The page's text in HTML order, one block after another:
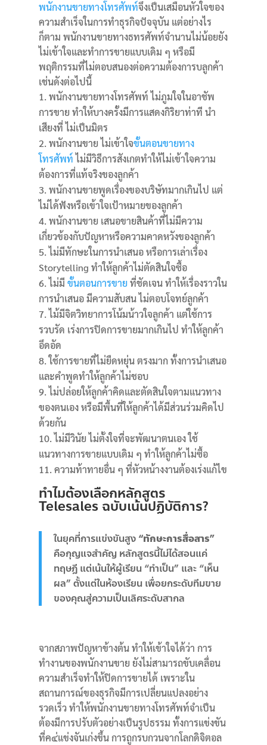
พนักงานขายทางโทรศัพท์จึงเป็นเสมือนหัวใจของ
ความสำเร็จในการทำธุรกิจปัจจุบัน แต่อย่างไร
ก็ตาม พนักงานขายทางธทรศัพท์จำนานไม่น้อยยัง
ไม่เข้าใจและทำการขายแบบเดิม ๆ หรือมี
พฤติกรรมที่ไม่ตอบสนองต่อความต้องการบลูกค้า
เช่นดังต่อไปนี้
พนักงานขายทางโทรศัพท์ ไม่ภูมใจในอาชัพ
การขาย ทำให้บางครั้งมีการแสดงกิริยาท่าที นำ
เสียงที่ ไม่เป็นมิตร
พนักงานขาย ไม่เข้าใจขั้นตอนขายทาง
โทรศัพท์ไม่มีวิธีการสังเกตทำให้ไม่เข้าใจความ
ต้องการที่แท้จริงของลูกค้า
พนักงานขายพูดเรื่องของบริษัทมากเกินไป แต่
ไม่ได้ฟังหรือเข้าใจเป้าหมายของลูกค้า
พนักงานขาย เสนอขายสินค้าที่ไม่มีความ
เกี่ยวข้องกับปัญหาหรือความคาดหวังของลูกค้า
ไม่มีทักษะในการนำเสนอ หรือการเล่าเรื่อง
Storytelling ทำให้ลูกค้าไม่ตัดสินใจซื้อ
ไม่มี ขั้นตอนการขาย ที่ชัดเจน ทำให้เรื่องราวใน
การนำเสนอ มีความสับสน ไม่ตอบโจทย์ลูกค้า
ไม้มีจิตวิทยาการโน้มน้าวใจลูกค้า แต่ใช้การ
รวบรัด เร่งการปิดการขายมากเกินไป ทำให้ลูกค้า
อึดอัด
ใช้การขายที่ไม่ยืดหยุ่น ตรงมาก ทั้งการนำเสนอ
และคำพูดทำให้ลูกค้าไม่ชอบ
ไม่ปล่อยให้ลูกค้าคิดและตัดสินใจตามแนวทาง
ของตนเอง หรือมีพื้นที่ให้ลูกค้าได้มีส่วนร่วมคิดไป
ด้วยกัน
ไม่มีวินัย ไม่ตั้งใจที่จะพัฒนาตนเอง ใช้
แนวทางการขายแบบเดิม ๆ ทำให้ลูกค้าไม่ซื้อ
ความท้าทายอื่น ๆ ที่หัวหน้างงานต้องเร่งแก้ไข
ทำไมต้องเลือกหลักสูตร
Telesales ฉบับเน้นปฏิบัติการ?
ในยุคที่การแข่งขันสูง “ทักษะการสื่อสาร”
คือกุญแจสำคัญ หลักสูตรนี้ไม่ได้สอนแค่
ทฤษฎี แต่เน้นให้ผู้เรียน “ทำเป็น” และ “เห็น
ผล” ตั้งแต่ในห้องเรียน เพื่อยกระดับทีมขาย
ของคุณสู่ความเป็นเลิศระดับสากล
จากสภาพปัญหาข้างต้น ทำให้เข้าใจได้ว่า การ
ทำงานของพนักงานขาย ยังไม่สามารถขับเคลื่อน
ความสำเร็จทำให้ปิดการขายได้ เพราะใน
สถานการณ์ของธุรกิจมีการเปลี่ยนแปลงอย่าง
รวดเร็ว ทำให้พนักงานขายทางโทรศัพท์จำเป็น
ต้องมีการปรับตัวอย่างเป็นรูปธรรม ทั้งการแข่งขัน
ที่ค๔่แข่งจันเก่งขึ้น การถูกรบกวนจากโลกดิจิตอล